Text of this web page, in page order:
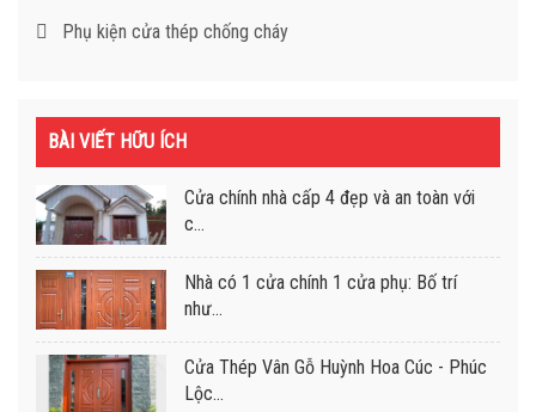
Phụ kiện cửa thép chống cháy
BÀI VIẾT HỮU ÍCH
Cửa chính nhà cấp 4 đẹp và an toàn với
c...
Nhà có 1 cửa chính 1 cửa phụ: Bố trí
như...
Cửa Thép Vân Gỗ Huỳnh Hoa Cúc - Phúc
Lộc...